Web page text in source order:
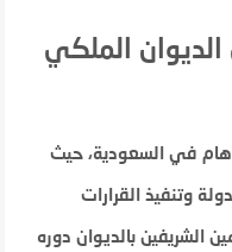
الملكي
هام في السعودية، حيث
وتنفيذ القرارات
الشريفين بالديوان دوره